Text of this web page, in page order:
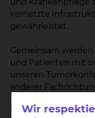
vernetzte
gewährleistet.
Gemeinsam
und Patienten mit
unseren
anderer
Wir bieten die
Wir